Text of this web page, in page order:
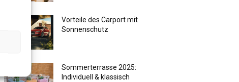
Vorteile des Carport mit
Sonnenschutz
Sommerterrasse 2025:
Individuell & klassisch